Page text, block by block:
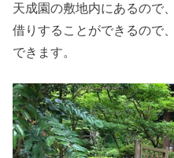
天成園の敷地内にあるので
借りすることができるので
できます。